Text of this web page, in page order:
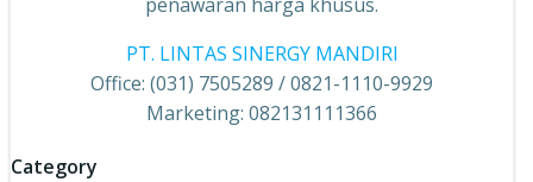
penawaran harga khusus.
PT. LINTAS SINERGY MANDIRI
Office: (031) 7505289 / 0821-1110-9929
Marketing: 082131111366
Category